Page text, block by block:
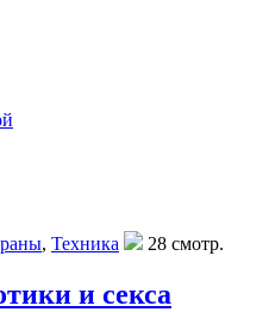
, Техника 28 смотр.
и секса